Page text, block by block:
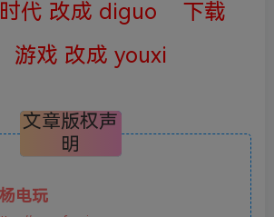
时代 改成 diguo 下载
游戏 改成 youxi
文章版权声
明
电玩